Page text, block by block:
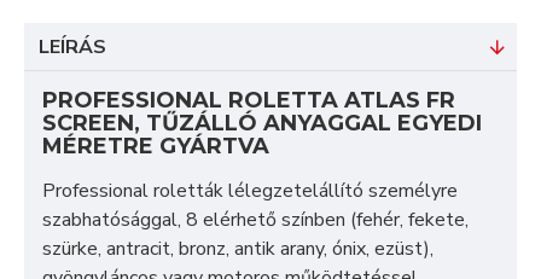
LEÍRÁS
PROFESSIONAL ROLETTA ATLAS FR
SCREEN, TŰZÁLLÓ ANYAGGAL EGYEDI
MÉRETRE GYÁRTVA
Professional roletták lélegzetelállító személyre
szabhatósággal, 8 elérhető színben (fehér, fekete,
szürke, antracit, bronz, antik arany, ónix, ezüst),